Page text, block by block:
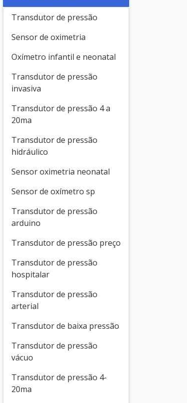
Transdutor de pressão
Sensor de oximetria
Oxímetro infantil e neonatal
Transdutor de pressão
invasiva
Transdutor de pressão 4 a
20ma
Transdutor de pressão
hidráulico
Sensor oximetria neonatal
Sensor de oxímetro sp
Transdutor de pressão
arduino
Transdutor de pressão preço
Transdutor de pressão
hospitalar
Transdutor de pressão
arterial
Transdutor de baixa pressão
Transdutor de pressão
vácuo
Transdutor de pressão 4-
20ma